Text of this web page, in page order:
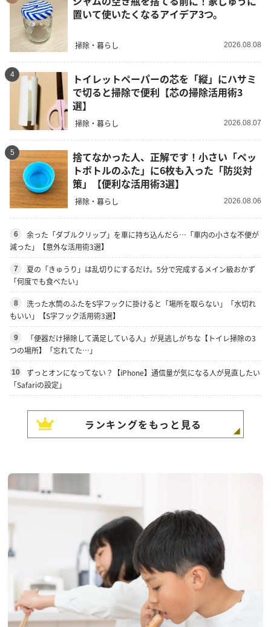
置いて使いたくなるアイデア3つ。
掃除・暮らし 2026.08.08
4
トイレットペーパーの芯を「縦」にハサミ
で切ると掃除で便利【芯の掃除活用術3
選】
掃除・暮らし 2026.08.07
5
捨てなかった人、正解です！小さい「ペッ
トボトルのふた」に6枚も入った「防災対
策」【便利な活用術3選】
掃除・暮らし 2026.08.06
6
余った「ダブルクリップ」を車に持ち込んだら…「車内の小さな不便が
減った」【意外な活用術3選】
7
夏の「きゅうり」は乱切りにするだけ。5分で完成するメイン級おかず
「何度でも食べたい」
8
洗った水筒のふたをS字フックに掛けると「場所を取らない」「水切れ
もいい」【S字フック活用術3選】
9
「便器だけ掃除して満足している人」が見逃しがちな【トイレ掃除の3
つの場所】「忘れてた…」
10
ずっとオンになってない？【iPhone】通信量が気になる人が見直したい
「Safariの設定」
ランキングをもっと見る